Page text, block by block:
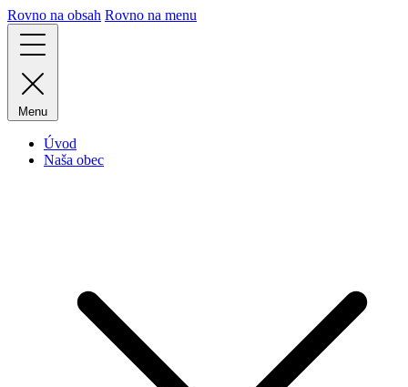
Rovno na obsah Rovno na menu
Menu
Úvod
Naša obec